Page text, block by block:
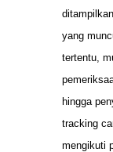
yang
tertentu,
hingga
tracking
mengikuti